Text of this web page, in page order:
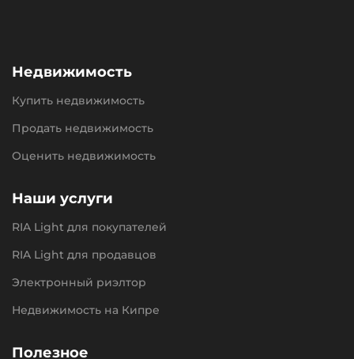
Недвижимость
Купить недвижимость
Продать недвижимость
Оценить недвижимость
Наши услуги
RIA Light для покупателей
RIA Light для продавцов
Электронный риэлтор
Недвижимость на Кипре
Полезное